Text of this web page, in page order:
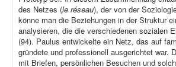
des Netzes (le réseau), der von der
könne man die Beziehungen in der Struktur
analysieren, die die verschiedenen sozialen
(94). Paulus entwickelte ein Netz, das auf
gründete und professionell ausgerichtet war.
mit Briefen, persönlichen Besuchen und